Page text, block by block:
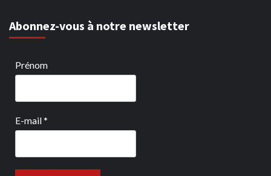
Abonnez-vous à notre newsletter
Prénom
E-mail*